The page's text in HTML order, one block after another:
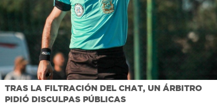
TRAS LA FILTRACIÓN DEL CHAT, UN ÁRBITRO
PIDIÓ DISCULPAS PÚBLICAS